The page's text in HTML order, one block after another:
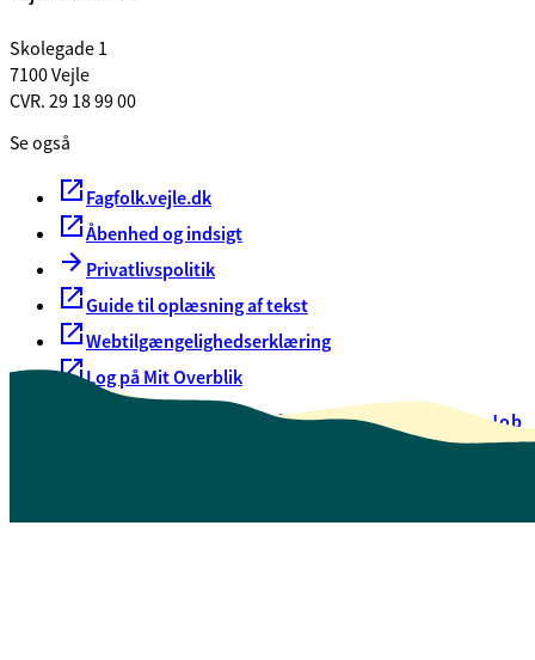
Skolegade 1
7100 Vejle
CVR. 29 18 99 00
Se også
Fagfolk.vejle.dk
Åbenhed og indsigt
Privatlivspolitik
Guide til oplæsning af tekst
Webtilgængelighedserklæring
Log på Mit Overblik
Oversigt over selvbetjeningJob